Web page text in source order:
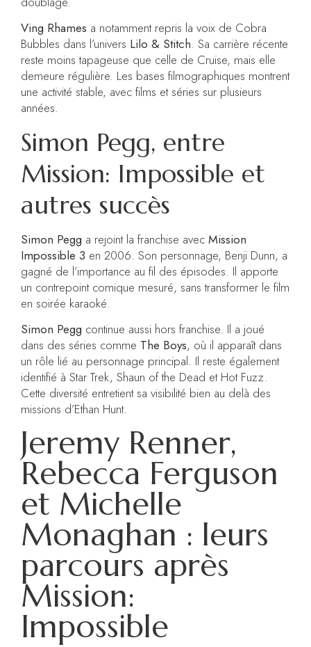
Ving Rhames a notamment repris la voix de Cobra
Bubbles dans l’univers Lilo & Stitch. Sa carrière récente
reste moins tapageuse que celle de Cruise, mais elle
demeure régulière. Les bases filmographiques montrent
une activité stable, avec films et séries sur plusieurs
années.
Simon Pegg, entre
Mission: Impossible et
autres succès
Simon Pegg a rejoint la franchise avec Mission
Impossible 3 en 2006. Son personnage, Benji Dunn, a
gagné de l’importance au fil des épisodes. Il apporte
un contrepoint comique mesuré, sans transformer le film
en soirée karaoké.
Simon Pegg continue aussi hors franchise. Il a joué
dans des séries comme The Boys, où il apparaît dans
un rôle lié au personnage principal. Il reste également
identifié à Star Trek, Shaun of the Dead et Hot Fuzz.
Cette diversité entretient sa visibilité bien au delà des
missions d’Ethan Hunt.
Jeremy Renner,
Rebecca Ferguson
et Michelle
Monaghan : leurs
parcours après
Mission:
Impossible